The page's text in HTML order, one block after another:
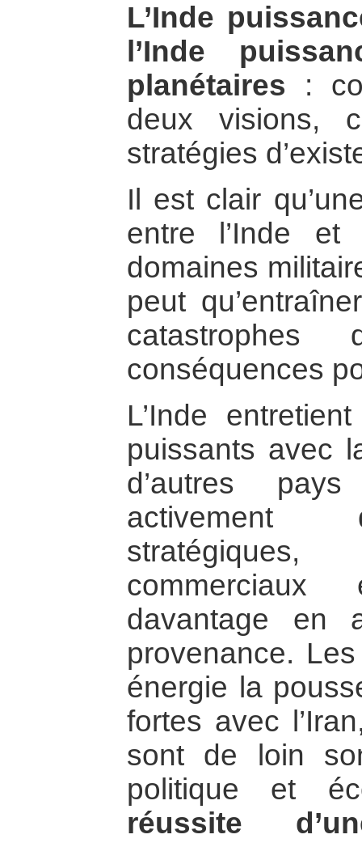
L’Inde
l’Inde
planétaires :
deux visions,
stratégies
Il est clair
entre l’Inde
domaines
peut
conséquences
L’Inde
puissants avec
d’autres
activement
davantage en
provenance.
énergie la
fortes avec
sont de loin
politique et
réussite